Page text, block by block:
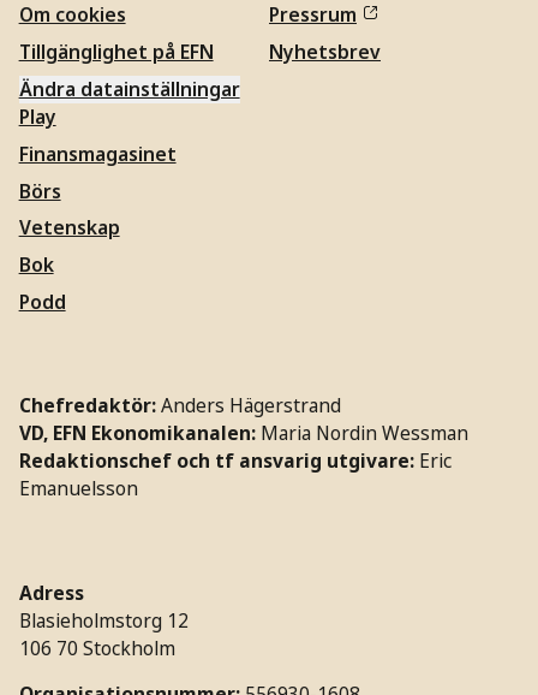
Om cookies
Tillgänglighet på EFN
Ändra datainställningar
Pressrum
Nyhetsbrev
Play
Finansmagasinet
Börs
Vetenskap
Bok
Podd
Chefredaktör:Anders Hägerstrand
VD, EFN Ekonomikanalen: Maria Nordin Wessman
Redaktionschef och tf ansvarig utgivare: Eric
Emanuelsson
Adress
Blasieholmstorg 12
106 70 Stockholm